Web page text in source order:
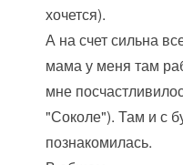
хочется).
А на счет сильна
мама у меня там
мне
"Соколе"). Там и с
познакомилась.